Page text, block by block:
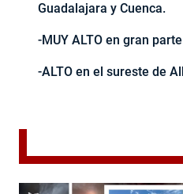
Guadalajara y Cuenca.
-MUY ALTO en gran
-ALTO en el sureste de